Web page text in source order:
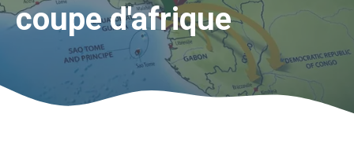
coupe d'afrique